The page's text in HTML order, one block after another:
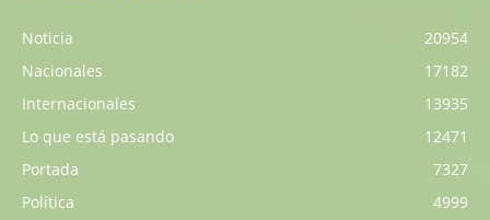
Noticia
20954
Nacionales
17182
Internacionales
13935
Lo que está pasando
12471
Portada
7327
Política
4999